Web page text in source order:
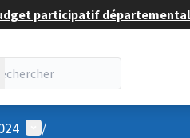
participatif départemental
Menu utilisateur
/